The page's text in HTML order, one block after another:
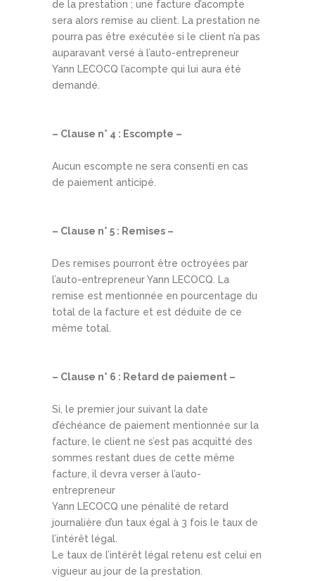
de la prestation ; une facture d’acompte
sera alors remise au client. La prestation ne
pourra pas être exécutée si le client n’a pas
auparavant versé à l’auto-entrepreneur
Yann LECOCQ l’acompte qui lui aura été
demandé.
– Clause n° 4 : Escompte –
Aucun escompte ne sera consenti en cas
de paiement anticipé.
– Clause n° 5 : Remises –
Des remises pourront être octroyées par
l’auto-entrepreneur Yann LECOCQ. La
remise est mentionnée en pourcentage du
total de la facture et est déduite de ce
même total.
– Clause n° 6 : Retard de paiement –
Si, le premier jour suivant la date
d’échéance de paiement mentionnée sur la
facture, le client ne s’est pas acquitté des
sommes restant dues de cette même
facture, il devra verser à l’auto-
entrepreneur
Yann LECOCQ une pénalité de retard
journalière d’un taux égal à 3 fois le taux de
l’intérêt légal.
Le taux de l’intérêt légal retenu est celui en
vigueur au jour de la prestation.